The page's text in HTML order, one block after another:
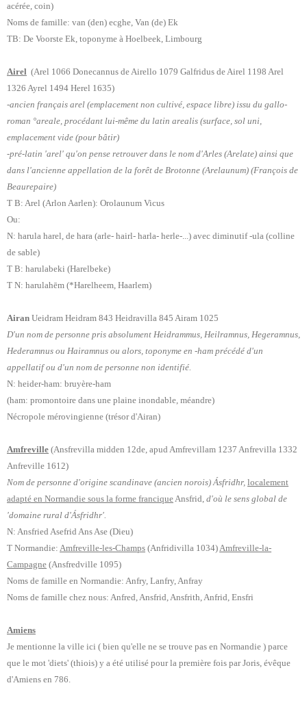
acérée, coin)
Noms de famille: van (den) ecghe, Van (de) Ek
TB: De Voorste Ek, toponyme à Hoelbeek, Limbourg
Airel (Arel 1066 Donecannus de Airello 1079 Galfridus de Airel 1198 Arel
1326 Ayrel 1494 Herel 1635)
-ancien français arel (emplacement non cultivé, espace libre) issu du gallo-
roman °areale, procédant lui-même du latin arealis (surface, sol uni,
emplacement vide (pour bâtir)
-pré-latin 'arel' qu'on pense retrouver dans le nom d'Arles (Arelate) ainsi que
dans l'ancienne appellation de la forêt de Brotonne (Arelaunum) (François de
Beaurepaire)
T B: Arel (Arlon Aarlen): Orolaunum Vicus
Ou:
N: harula harel, de hara (arle- hairl- harla- herle-...) avec diminutif -ula (colline
de sable)
T B: harulabeki (Harelbeke)
T N: harulahēm (*Harelheem, Haarlem)
Airan Ueidram Heidram 843 Heidravilla 845 Airam 1025
D'un nom de personne pris absolument Heidrammus, Heilramnus, Hegeramnus,
Hederamnus ou Hairamnus ou alors, toponyme en -ham précédé d'un
appellatif ou d'un nom de personne non identifié.
N: heider-ham: bruyère-ham
(ham: promontoire dans une plaine inondable, méandre)
Nécropole mérovingienne (trésor d'Airan)
Amfreville (Ansfrevilla midden 12de, apud Amfrevillam 1237 Anfrevilla 1332
Anfreville 1612)
Nom de personne d'origine scandinave (ancien norois) Ásfridhr, localement
adapté en Normandie sous la forme franciqueAnsfrid, d'où le sens global de
'domaine rural d'Ásfridhr'.
N: Ansfried Asefrid Ans Ase (Dieu)
T Normandie: Amfreville-les-Champs (Anfridivilla 1034)Amfreville-la-
Campagne (Ansfredville 1095)
Noms de famille en Normandie: Anfry, Lanfry, Anfray
Noms de famille chez nous: Anfred, Ansfrid, Ansfrith, Anfrid, Ensfri
Amiens
Je mentionne la ville ici ( bien qu'elle ne se trouve pas en Normandie ) parce
que le mot 'diets' (thiois) y a été utilisé pour la première fois par Joris, évêque
d'Amiens en 786.